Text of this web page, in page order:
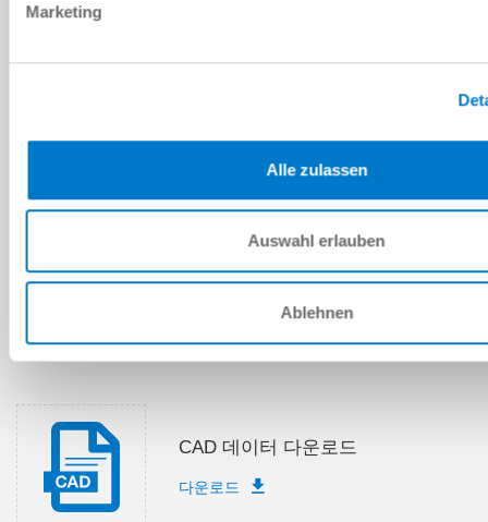
Marketing
Alle zulassen
Auswahl erlauben
Ablehnen
설치 및 작동 지침
CAD 데이터 다운로드
다운로드